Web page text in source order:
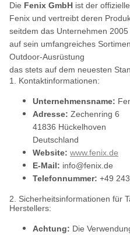
Die Fenix GmbH ist der
Fenix und vertreibt deren
seitdem das Unternehmen
auf sein umfangreiches
Outdoor-Ausrüstung
das stets auf dem neuesten
1. Kontaktinformationen:
Unternehmensname:
Adresse: Zechenring 6
41836 Hückelhoven
Deutschland
Website: www.fenix.de
E-Mail: info@fenix.de
Telefonnummer: +49
2. Sicherheitsinformationen für
Herstellers:
Achtung: Die